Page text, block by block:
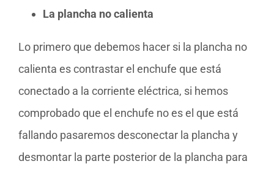
La plancha no calienta
Lo primero que debemos hacer si la plancha no
calienta es contrastar el enchufe que está
conectado a la corriente eléctrica, si hemos
comprobado que el enchufe no es el que está
fallando pasaremos desconectar la plancha y
desmontar la parte posterior de la plancha para